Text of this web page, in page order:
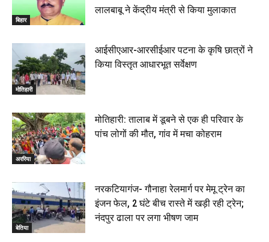
बिहार
लालबाबू ने केंद्रीय मंत्री से किया मुलाकात
मोतिहारी
आईसीएआर-आरसीईआर पटना के कृषि छात्रों ने
किया विस्तृत आधारभूत सर्वेक्षण
अररिया
मोतिहारी: तालाब में डूबने से एक ही परिवार के
पांच लोगों की मौत, गांव में मचा कोहराम
बेतिया
नरकटियागंज- गौनाहा रेलमार्ग पर मेमू ट्रेन का
इंजन फेल, 2 घंटे बीच रास्ते में खड़ी रही ट्रेन;
नंदपुर ढाला पर लगा भीषण जाम